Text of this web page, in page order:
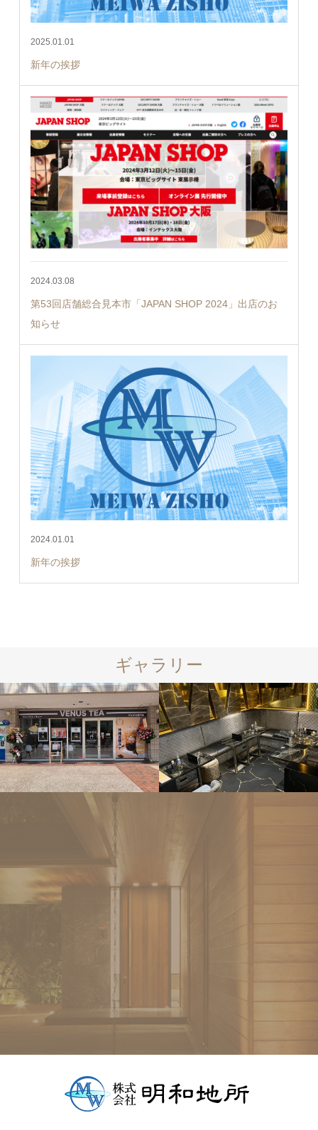
2025.01.01
新年の挨拶
2024.03.08
第53回店舗総合見本市「JAPAN SHOP 2024」出店のお
知らせ
2024.01.01
新年の挨拶
ギャラリー
店舗リフォ
ーム
店舗リフォ